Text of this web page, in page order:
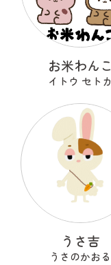
お米わんこ
イトウ セトカ
うさ吉
うさのかおる